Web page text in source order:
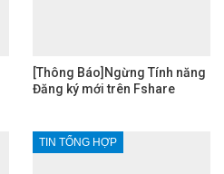
[Thông Báo]Ngừng Tính năng
Đăng ký mới trên Fshare
TIN TỔNG HỢP